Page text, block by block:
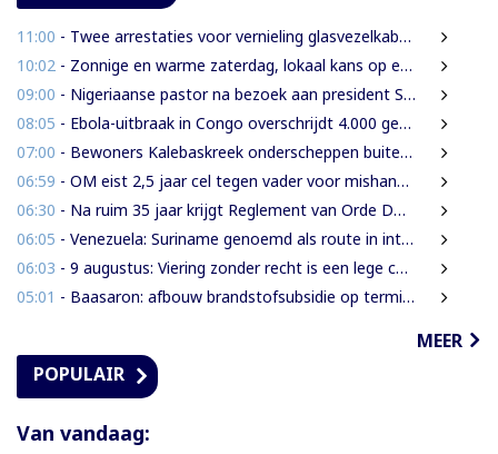
11:00 - Twee arrestaties voor vernieling glasvezelkabels Telesur; maskers en kabelknipper gevonden
10:02 - Zonnige en warme zaterdag, lokaal kans op een bui
09:00 - Nigeriaanse pastor na bezoek aan president Simons: ‘Toename van rijkdom in Suriname’
08:05 - Ebola-uitbraak in Congo overschrijdt 4.000 gevallen
07:00 - Bewoners Kalebaskreek onderscheppen buitenlanders met illegaal geweer en communicatieapparatuur
06:59 - OM eist 2,5 jaar cel tegen vader voor mishandeling en verwaarlozing van gezin
06:30 - Na ruim 35 jaar krijgt Reglement van Orde DNA grondige herziening
06:05 - Venezuela: Suriname genoemd als route in internationale cocaïnesmokkel naar Europa
06:03 - 9 augustus: Viering zonder recht is een lege ceremonie
05:01 - Baasaron: afbouw brandstofsubsidie op termijn onvermijdelijk
MEER
POPULAIR
Van vandaag: